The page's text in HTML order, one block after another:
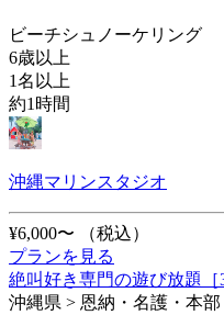
ビーチシュノーケリング
6歳以上
1名以上
約1時間
沖縄マリンスタジオ
¥6,000〜
（税込）
プランを見る
絶叫好き専門の遊び放題
沖縄県 > 恩納・名護・本